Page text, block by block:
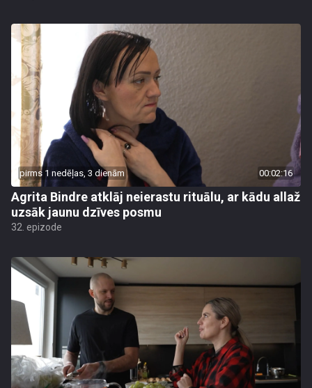
pirms 1 nedēļas, 3 dienām 00:02:16
Agrita Bindre atklāj neierastu rituālu, ar kādu allaž
uzsāk jaunu dzīves posmu
32. epizode